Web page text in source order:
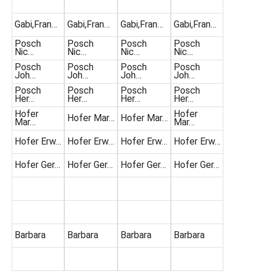
Gabi,Fran…
Posch
Nic…
Posch
Joh…
Posch
Her…
Hofer
Mar…
Hofer Erw…
Hofer Ger…
Barbara
Gabi,Fran…
Posch
Nic…
Posch
Joh…
Posch
Her…
Hofer Mar…
Hofer Erw…
Hofer Ger…
Barbara
Gabi,Fran…
Posch
Nic…
Posch
Joh…
Posch
Her…
Hofer Mar…
Hofer Erw…
Hofer Ger…
Barbara
Gabi,Fran…
Posch
Nic…
Posch
Joh…
Posch
Her…
Hofer
Mar…
Hofer Erw…
Hofer Ger…
Barbara